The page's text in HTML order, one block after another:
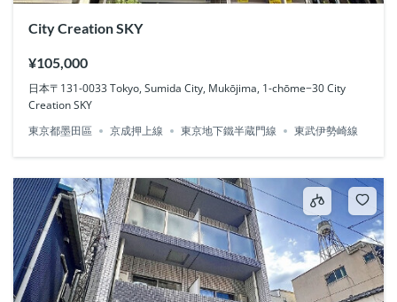
City Creation SKY
¥105,000
日本〒131-0033 Tokyo, Sumida City, Mukōjima, 1-chōme−30 City
Creation SKY
東京都墨田區
京成押上線 東京地下鐵半蔵門線 東武伊勢崎線